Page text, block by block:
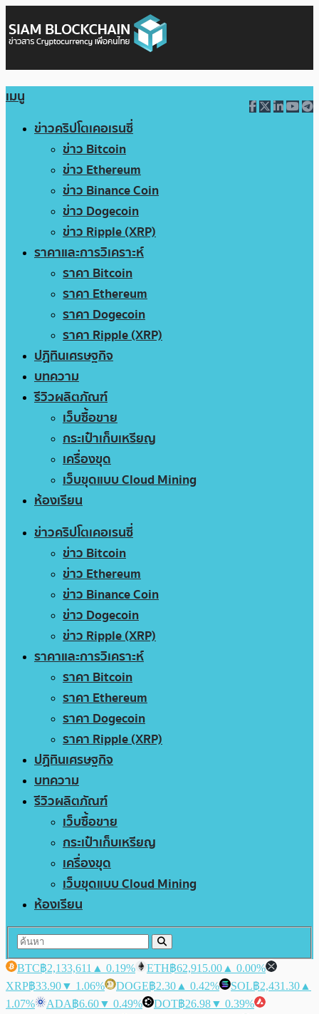
เมนู
ข่าวคริปโตเคอเรนซี่
ข่าว Bitcoin
ข่าว Ethereum
ข่าว Binance Coin
ข่าว Dogecoin
ข่าว Ripple (XRP)
ราคาและการวิเคราะห์
ราคา Bitcoin
ราคา Ethereum
ราคา Dogecoin
ราคา Ripple (XRP)
ปฏิทินเศรษฐกิจ
บทความ
รีวิวผลิตภัณฑ์
เว็บซื้อขาย
กระเป๋าเก็บเหรียญ
เครื่องขุด
เว็บขุดแบบ Cloud Mining
ห้องเรียน
ข่าวคริปโตเคอเรนซี่
ข่าว Bitcoin
ข่าว Ethereum
ข่าว Binance Coin
ข่าว Dogecoin
ข่าว Ripple (XRP)
ราคาและการวิเคราะห์
ราคา Bitcoin
ราคา Ethereum
ราคา Dogecoin
ราคา Ripple (XRP)
ปฏิทินเศรษฐกิจ
บทความ
รีวิวผลิตภัณฑ์
เว็บซื้อขาย
กระเป๋าเก็บเหรียญ
เครื่องขุด
เว็บขุดแบบ Cloud Mining
ห้องเรียน
BTC฿2,133,611 ▲ 0.19% ETH฿62,915.00 ▲ 0.00%
XRP฿33.90▼ 1.06% DOGE฿2.30 ▲ 0.42% SOL฿2,431.30 ▲
1.07%
ADA฿6.60▼ 0.49% DOT฿26.98▼ 0.39%